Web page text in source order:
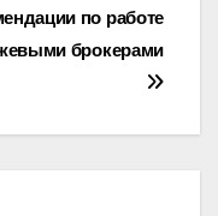
по работе
брокерами